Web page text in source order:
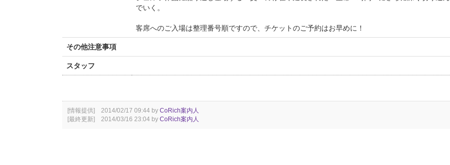
でいく。
客席へのご入場は整理番号順ですので、チケットのご予約はお早めに！
その他注意事項
スタッフ
[情報提供] 2014/02/17 09:44 by CoRich案内人
[最終更新] 2014/03/16 23:04 by CoRich案内人